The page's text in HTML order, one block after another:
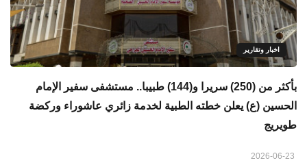
اخبار وتقارير
بأكثر من (250) سريرا و(144) طبيبا.. مستشفى سفير الإمام
الحسين (ع) يعلن خطته الطبية لخدمة زائري عاشوراء وركضة
طويريج